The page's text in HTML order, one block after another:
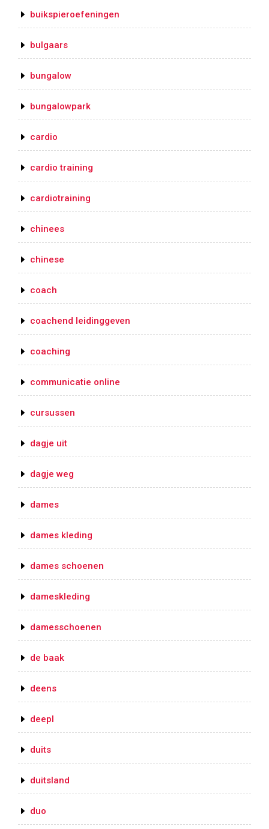
buikspieroefeningen
bulgaars
bungalow
bungalowpark
cardio
cardio training
cardiotraining
chinees
chinese
coach
coachend leidinggeven
coaching
communicatie online
cursussen
dagje uit
dagje weg
dames
dames kleding
dames schoenen
dameskleding
damesschoenen
de baak
deens
deepl
duits
duitsland
duo